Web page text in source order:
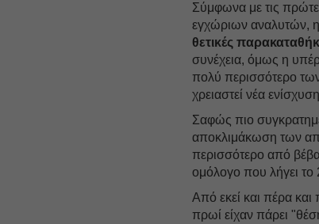
Σύμφωνα με τις
εγχώριων αναλυτών,
θετικές
συνέχεια, όμως η
πολύ περισσότερο
χρειαστεί νέα
Σαφώς πιο
αποκλιμάκωση των
περισσότερο από
ομόλογο που λήγει το
Από εκεί και πέρα και
πρωί είχαν πάρει